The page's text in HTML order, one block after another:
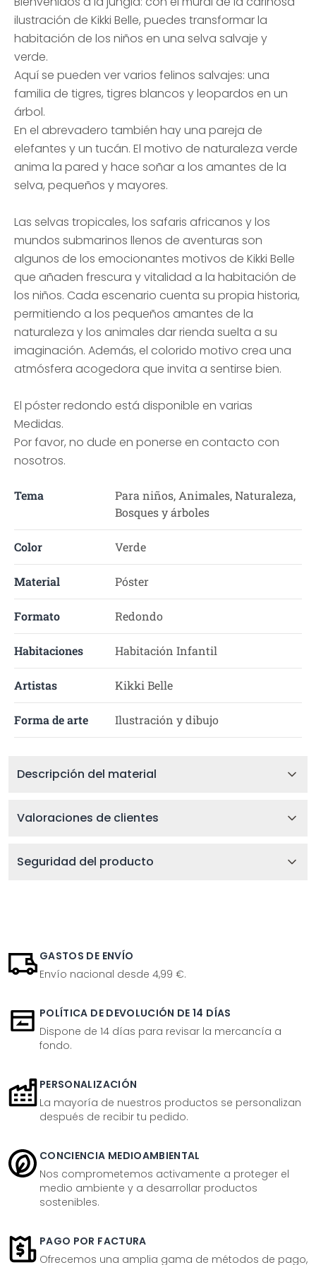
ilustración de Kikki Belle, puedes transformar la
habitación de los niños en una selva salvaje y
verde.
Aquí se pueden ver varios felinos salvajes: una
familia de tigres, tigres blancos y leopardos en un
árbol.
En el abrevadero también hay una pareja de
elefantes y un tucán. El motivo de naturaleza verde
anima la pared y hace soñar a los amantes de la
selva, pequeños y mayores.
Las selvas tropicales, los safaris africanos y los
mundos submarinos llenos de aventuras son
algunos de los emocionantes motivos de Kikki Belle
que añaden frescura y vitalidad a la habitación de
los niños. Cada escenario cuenta su propia historia,
permitiendo a los pequeños amantes de la
naturaleza y los animales dar rienda suelta a su
imaginación. Además, el colorido motivo crea una
atmósfera acogedora que invita a sentirse bien.
El póster redondo está disponible en varias
Medidas.
Por favor, no dude en ponerse en contacto con
nosotros.
Tema
Para niños, Animales, Naturaleza,
Bosques y árboles
Color Verde
Material Póster
Formato Redondo
Habitaciones Habitación Infantil
Artistas Kikki Belle
Forma de arte Ilustración y dibujo
Descripción del material
Valoraciones de clientes
Seguridad del producto
GASTOS DE ENVÍO
Envío nacional desde 4,99 €.
POLÍTICA DE DEVOLUCIÓN DE 14 DÍAS
Dispone de 14 días para revisar la mercancía a
fondo.
PERSONALIZACIÓN
La mayoría de nuestros productos se personalizan
después de recibir tu pedido.
CONCIENCIA MEDIOAMBIENTAL
Nos comprometemos activamente a proteger el
medio ambiente y a desarrollar productos
sostenibles.
PAGO POR FACTURA
Ofrecemos una amplia gama de métodos de pago,